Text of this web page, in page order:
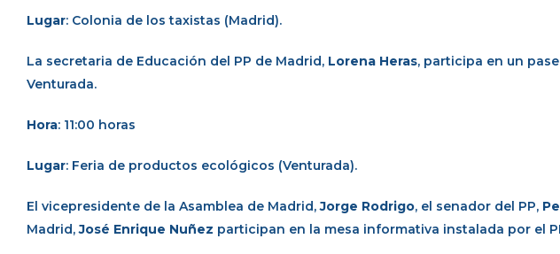
Lugar: Colonia de los taxistas (Madrid).
La secretaria de Educación del PP de Madrid, Lorena Heras, participa en un
Venturada.
Hora: 11:00 horas
Lugar: Feria de productos ecológicos (Venturada).
El vicepresidente de la Asamblea de Madrid,Jorge Rodrigo, el senador del PP,
Madrid,José Enrique Nuñez participan en la mesa informativa instalada por el